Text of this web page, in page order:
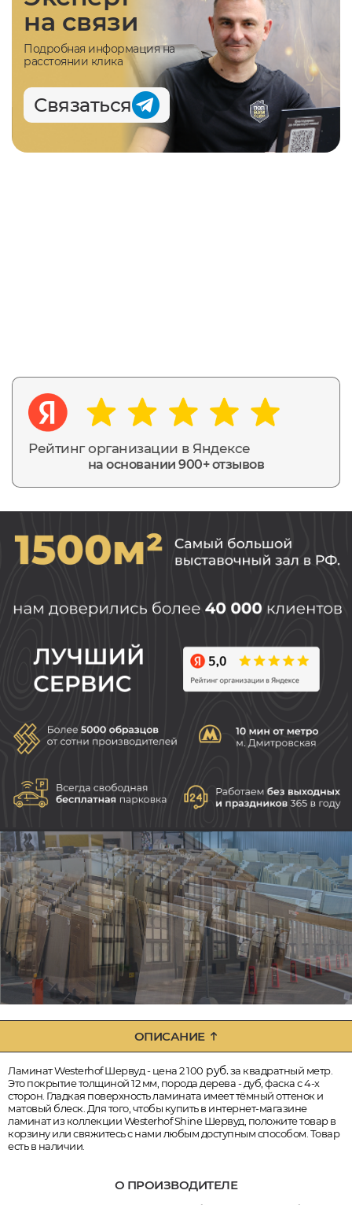
Рейтинг организации в Яндексе
на основании 900+ отзывов
на связи
Подробная информация на
расстоянии клика
Связаться
ОПИСАНИЕ
Ламинат Westerhof Шервуд - цена 2 100 руб.за квадратный метр.
Это покрытие толщиной 12 мм, порода дерева - дуб, фаска с 4-х
сторон. Гладкая поверхность ламината имеет тёмный оттенок и
матовый блеск. Для того, чтобы купить в интернет-магазине
ламинат из коллекции Westerhof Shine Шервуд, положите товар в
корзину или свяжитесь с нами любым доступным способом. Товар
есть в наличии.
О ПРОИЗВОДИТЕЛЕ